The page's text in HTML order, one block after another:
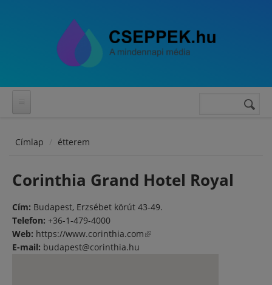
Keresés
Címlap étterem
Corinthia Grand Hotel Royal
Cím: Budapest, Erzsébet körút 43-49.
Telefon: +36-1-479-4000
Web: https://www.corinthia.com(külső hivatkozás)
E-mail: budapest@corinthia.hu